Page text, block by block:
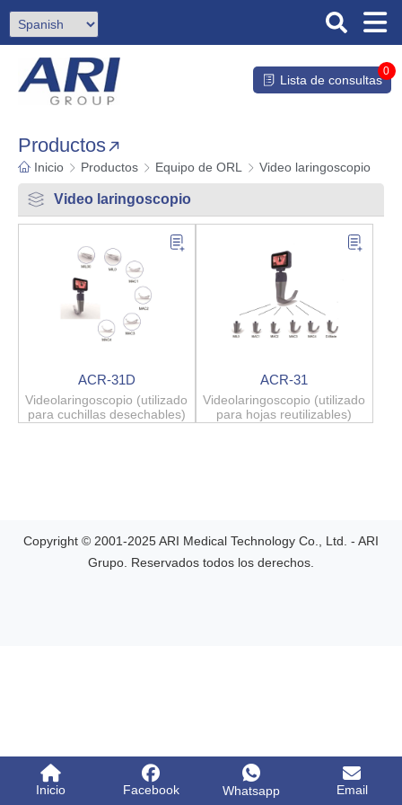
Lista de consultas
0
Productos
Inicio Productos Equipo de ORL Video laringoscopio
Video laringoscopio
ACR-31D
Videolaringoscopio (utilizado
para cuchillas desechables)
ACR-31
Videolaringoscopio (utilizado
para hojas reutilizables)
Copyright © 2001-2025 ARI Medical Technology Co., Ltd. - ARI
Grupo. Reservados todos los derechos.
Inicio Facebook Whatsapp Email